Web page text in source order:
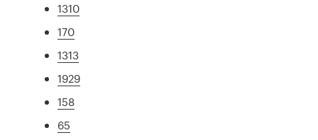
1310
170
1313
1929
158
65